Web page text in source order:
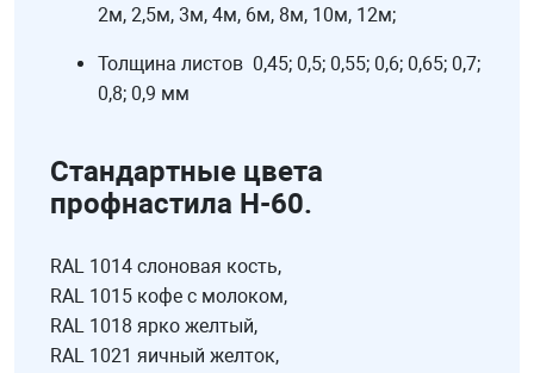
2м, 2,5м, 3м, 4м, 6м, 8м, 10м, 12м;
Толщина листов 0,45; 0,5; 0,55; 0,6; 0,65; 0,7;
0,8; 0,9 мм
Стандартные цвета
профнастила Н-60.
RAL 1014 слоновая кость,
RAL 1015 кофе с молоком,
RAL 1018 ярко желтый,
RAL 1021 яичный желток,